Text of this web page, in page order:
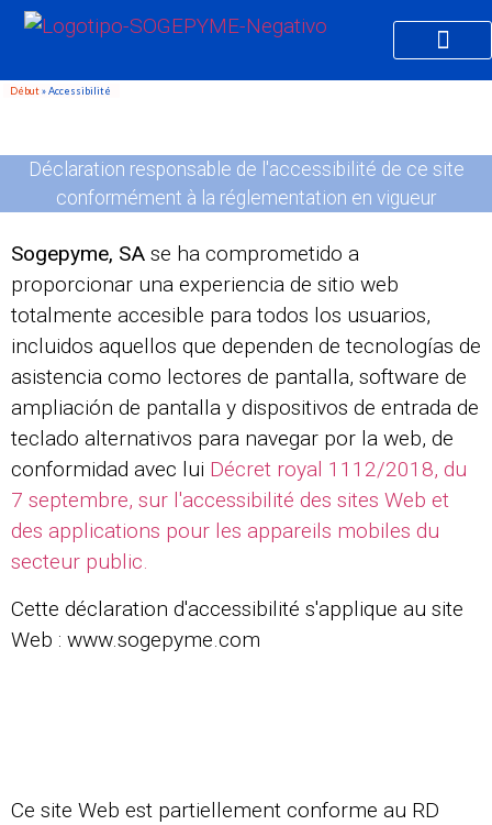
Début»Accessibilité
Déclaration responsable de l'accessibilité de ce site
conformément à la réglementation en vigueur
Sogepyme, SA se ha comprometido a
proporcionar una experiencia de sitio web
totalmente accesible para todos los usuarios,
incluidos aquellos que dependen de tecnologías de
asistencia como lectores de pantalla, software de
ampliación de pantalla y dispositivos de entrada de
teclado alternativos para navegar por la web, de
conformidad avec lui Décret royal 1112/2018, du
7 septembre, sur l'accessibilité des sites Web et
des applications pour les appareils mobiles du
secteur public.
Cette déclaration d'accessibilité s'applique au site
Web : www.sogepyme.com
Ce site Web est partiellement conforme au RD